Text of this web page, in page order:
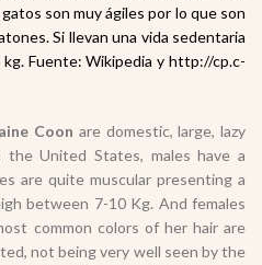
son muy ágiles por lo que son
Si llevan una vida sedentaria
Fuente: Wikipedia y http://cp.c-
Coon are domestic, large, lazy
United States, males have a
are quite muscular presenting a
between 7-10 Kg. And females
common colors of her hair are
not being very well seen by the